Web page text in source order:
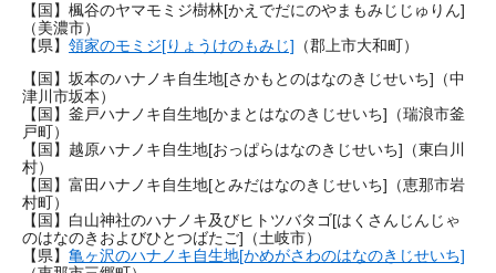
【国】楓谷のヤマモミジ樹林[かえでだにのやまもみじじゅりん]
（美濃市）
【県】 領家のモミジ[りょうけのもみじ] （郡上市大和町）
【国】坂本のハナノキ自生地[さかもとのはなのきじせいち]（中
津川市坂本）
【国】釜戸ハナノキ自生地[かまとはなのきじせいち]（瑞浪市釜
戸町）
【国】越原ハナノキ自生地[おっぱらはなのきじせいち]（東白川
村）
【国】富田ハナノキ自生地[とみだはなのきじせいち]（恵那市岩
村町）
【国】白山神社のハナノキ及びヒトツバタゴ[はくさんじんじゃ
のはなのきおよびひとつばたご]（土岐市）
【県】 亀ヶ沢のハナノキ自生地[かめがさわのはなのきじせいち]